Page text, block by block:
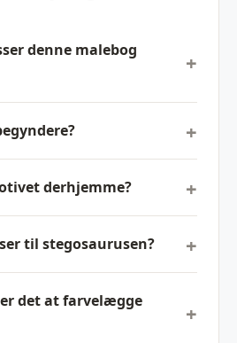
denne malebog
derhjemme?
til stegosaurusen?
det at farvelægge